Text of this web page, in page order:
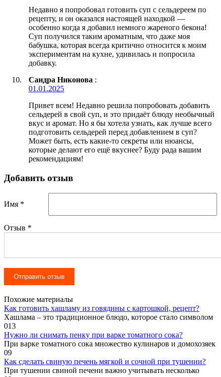
Недавно я попробовал готовить суп с сельдереем по
рецепту, и он оказался настоящей находкой —
особенно когда я добавил немного жареного бекона!
Суп получился таким ароматным, что даже моя
бабушка, которая всегда критично относится к моим
экспериментам на кухне, удивилась и попросила
добавку.
Сандра Никонова :
01.01.2025
Привет всем! Недавно решила попробовать добавить
сельдерей в свой суп, и это придаёт блюду необычный
вкус и аромат. Но я бы хотела узнать, как лучше всего
подготовить сельдерей перед добавлением в суп?
Может быть, есть какие-то секреты или нюансы,
которые делают его ещё вкуснее? Буду рада вашим
рекомендациям!
Добавить отзыв
Имя *
Отзыв *
Похожие материалы
Как готовить хашламу из говядины с картошкой, рецепт?
Хашлама – это традиционное блюдо, которое стало символом
013
Нужно ли снимать пенку при варке томатного сока?
При варке томатного сока множество кулинаров и домохозяек
09
Как сделать свиную печень мягкой и сочной при тушении?
При тушении свиной печени важно учитывать несколько